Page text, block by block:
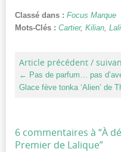
Classé dans : Focus Marque
Mots-Clés : Cartier, Kilian
Article précédent /
← Pas de parfum… pas
Glace fève tonka ‘Alien’ de
6 commentaires à “À
Premier de Lalique”